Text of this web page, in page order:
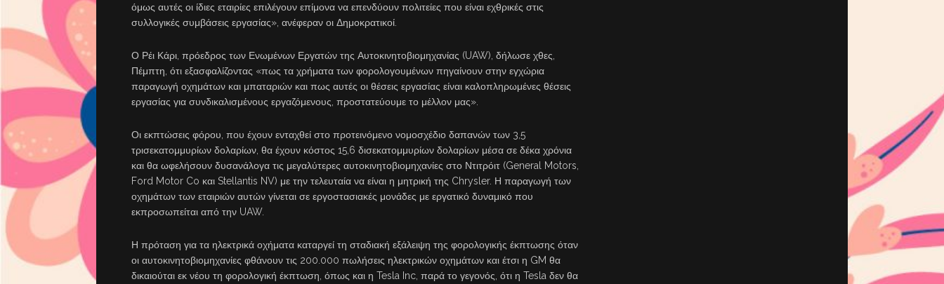
όμως αυτές οι ίδιες εταιρίες επιλέγουν επίμονα να επενδύουν πολιτείες που είναι εχθρικές στις
συλλογικές συμβάσεις εργασίας», ανέφεραν οι Δημοκρατικοί.
Ο Ρέι Κάρι, πρόεδρος των Ενωμένων Εργατών της Αυτοκινητοβιομηχανίας (UAW), δήλωσε χθες,
Πέμπτη, ότι εξασφαλίζοντας «πως τα χρήματα των φορολογουμένων πηγαίνουν στην εγχώρια
παραγωγή οχημάτων και μπαταριών και πως αυτές οι θέσεις εργασίας είναι καλοπληρωμένες θέσεις
εργασίας για συνδικαλισμένους εργαζόμενους, προστατεύουμε το μέλλον μας».
Οι εκπτώσεις φόρου, που έχουν ενταχθεί στο προτεινόμενο νομοσχέδιο δαπανών των 3,5
τρισεκατομμυρίων δολαρίων, θα έχουν κόστος 15,6 δισεκατομμυρίων δολαρίων μέσα σε δέκα χρόνια
και θα ωφελήσουν δυσανάλογα τις μεγαλύτερες αυτοκινητοβιομηχανίες στο Ντιτρόιτ (General Motors,
Ford Motor Co και Stellantis NV) με την τελευταία να είναι η μητρική της Chrysler. Η παραγωγή των
οχημάτων των εταιριών αυτών γίνεται σε εργοστασιακές μονάδες με εργατικό δυναμικό που
εκπροσωπείται από την UAW.
Η πρόταση για τα ηλεκτρικά οχήματα καταργεί τη σταδιακή εξάλειψη της φορολογικής έκπτωσης όταν
οι αυτοκινητοβιομηχανίες φθάνουν τις 200.000 πωλήσεις ηλεκτρικών οχημάτων και έτσι η GM θα
δικαιούται εκ νέου τη φορολογική έκπτωση, όπως και η Tesla Inc, παρά το γεγονός, ότι η Tesla δεν θα